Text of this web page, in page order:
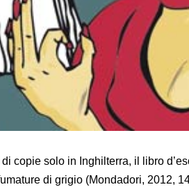
copie solo in Inghilterra, il libro
di grigio (Mondadori, 2012,